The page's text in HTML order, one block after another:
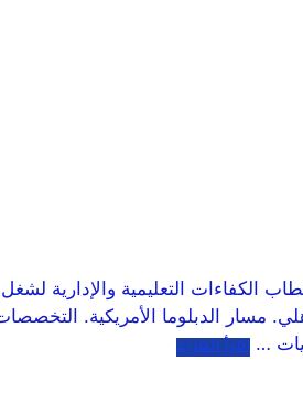
الكفاءات التعليمية والإدارية
مسار الدبلوما الأمريكية.
… اقرأ المزيد